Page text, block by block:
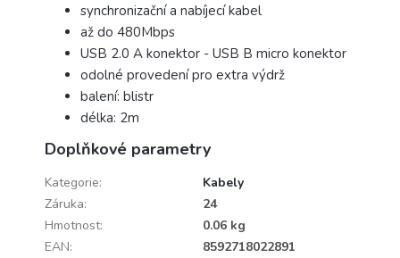
synchronizační a nabíjecí kabel
až do 480Mbps
USB 2.0 A konektor - USB B micro konektor
odolné provedení pro extra výdrž
balení: blistr
délka: 2m
Doplňkové parametry
Kategorie:
Kabely
Záruka:
24
Hmotnost:
0.06 kg
EAN:
8592718022891